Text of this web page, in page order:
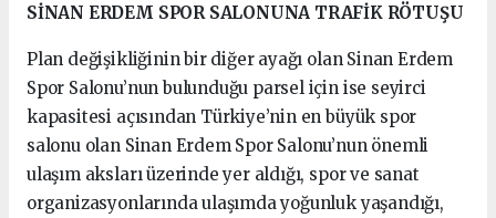
SİNAN ERDEM SPOR SALONUNA TRAFİK RÖTUŞU
Plan değişikliğinin bir diğer ayağı olan Sinan Erdem
Spor Salonu’nun bulunduğu parsel için ise seyirci
kapasitesi açısından Türkiye’nin en büyük spor
salonu olan Sinan Erdem Spor Salonu’nun önemli
ulaşım aksları üzerinde yer aldığı, spor ve sanat
organizasyonlarında ulaşımda yoğunluk yaşandığı,